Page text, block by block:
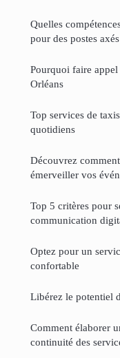
Quelles
pour des postes
Pourquoi faire
Orléans
Top services de
quotidiens
Découvrez
émerveiller vos
Top 5 critères pour
communication
Optez pour un
confortable
Libérez le potentiel
Comment élaborer
continuité des